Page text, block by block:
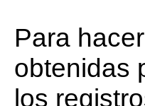
Para
obtenidas
los